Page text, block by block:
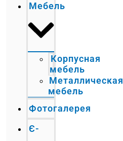
Мебель
Корпусная
мебель
Металлическая
мебель
Фотогалерея
Є-